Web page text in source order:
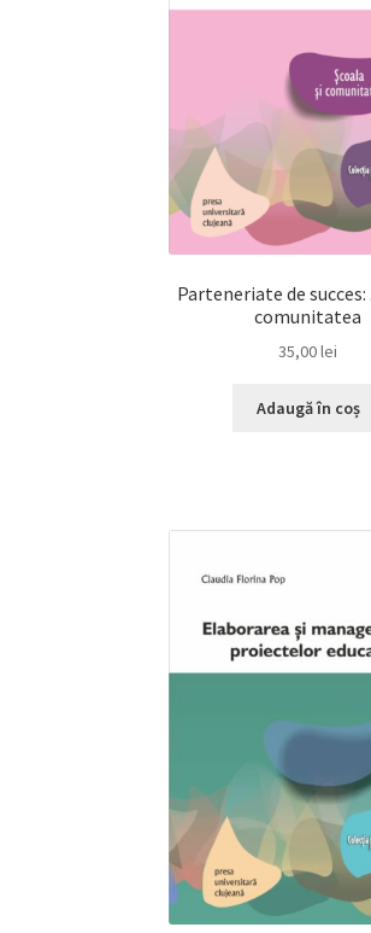
Parteneriate de succes:
comunitatea
35,00lei
Adaugă în coș